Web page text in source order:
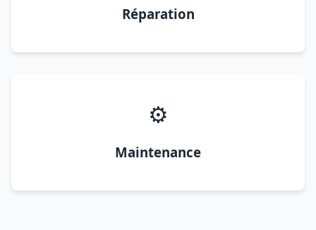
Réparation
⚙️
Maintenance